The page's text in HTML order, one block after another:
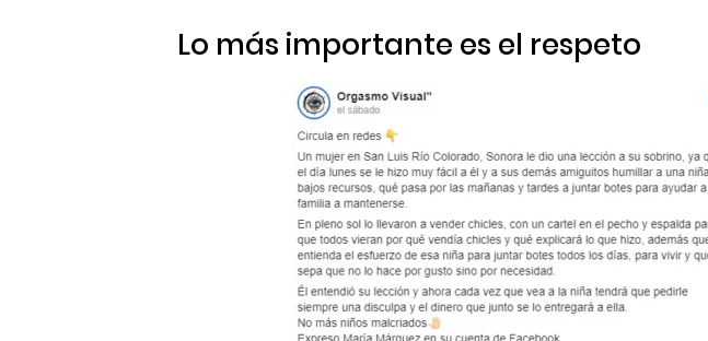
Lo más importante es el respeto